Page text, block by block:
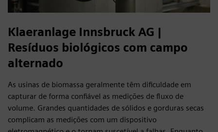
Klaeranlage Innsbruck AG |
Resíduos biológicos com campo
alternado
As usinas de biomassa geralmente têm dificuldade em
capturar de forma confiável as medições de fluxo de
volume. Grandes quantidades de sólidos e gorduras secas
complicam as medições com um dispositivo